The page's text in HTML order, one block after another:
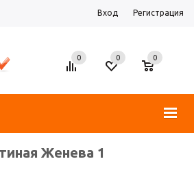
Вход Регистрация
0 0
0
Женева 1